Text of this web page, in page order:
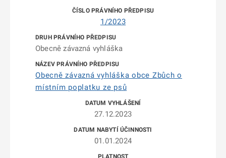
1/2023
Obecně závazná vyhláška
Obecně závazná vyhláška obce Zbůch o
místním poplatku ze psů
27.12.2023
01.01.2024